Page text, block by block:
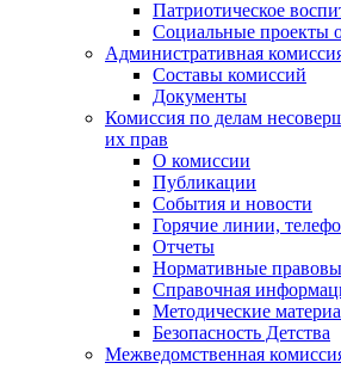
Патриотическое
Социальные проекты
Административная
Составы комиссий
Документы
Комиссия по делам
их прав
О комиссии
Публикации
События и новости
Горячие линии,
Отчеты
Нормативные
Справочная
Методические
Безопасность Детства
Межведомственная